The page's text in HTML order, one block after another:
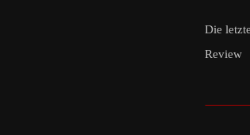
Die
Review